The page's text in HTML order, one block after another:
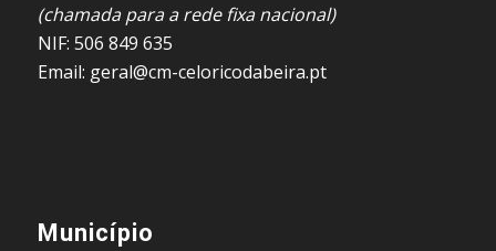
(chamada para a rede fixa nacional)
NIF: 506 849 635
Email: geral@cm-celoricodabeira.pt
Município